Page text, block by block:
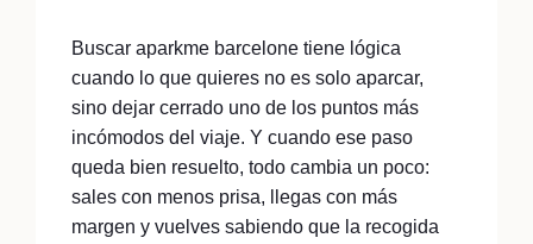
Buscar aparkme barcelone tiene lógica
cuando lo que quieres no es solo aparcar,
sino dejar cerrado uno de los puntos más
incómodos del viaje. Y cuando ese paso
queda bien resuelto, todo cambia un poco:
sales con menos prisa, llegas con más
margen y vuelves sabiendo que la recogida